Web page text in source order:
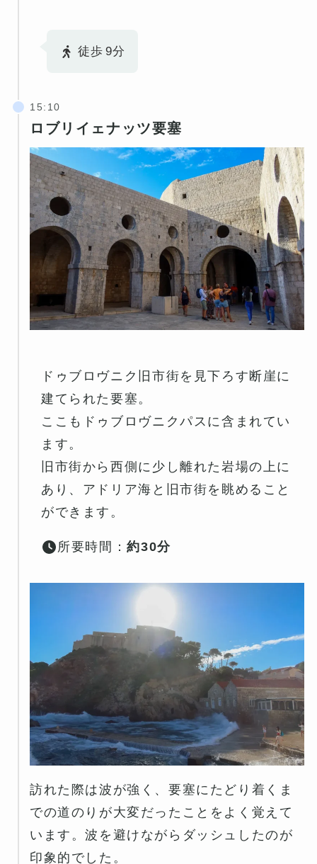
徒歩 9分
ロブリイェナッツ要塞
ドゥブロヴニク旧市街を見下ろす断崖に
建てられた要塞。
ここもドゥブロヴニクパスに含まれてい
ます。
旧市街から西側に少し離れた岩場の上に
あり、アドリア海と旧市街を眺めること
ができます。
所要時間：約30分
訪れた際は波が強く、要塞にたどり着くま
での道のりが大変だったことをよく覚えて
います。波を避けながらダッシュしたのが
印象的でした。